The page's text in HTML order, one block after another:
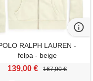
RALPH LAUREN -
felpa - beige
139,00 € 167,00 €